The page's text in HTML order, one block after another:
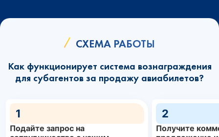
СХЕМА РАБОТЫ
Как функционирует система вознаграждения
для субагентов за продажу авиабилетов?
1
Подайте запрос на
2
Получите